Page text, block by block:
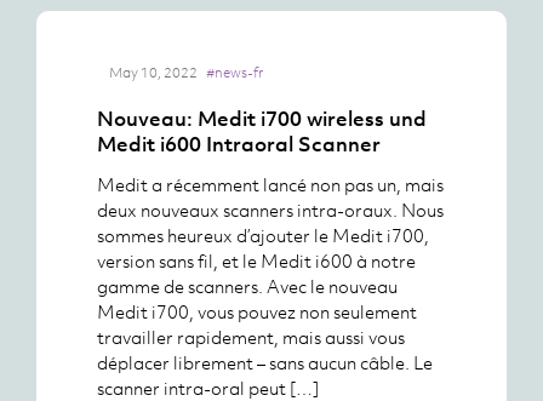
May 10, 2022 #news-fr
Nouveau: Medit i700 wireless und
Medit i600 Intraoral Scanner
Medit a récemment lancé non pas un, mais
deux nouveaux scanners intra-oraux. Nous
sommes heureux d’ajouter le Medit i700,
version sans fil, et le Medit i600 à notre
gamme de scanners. Avec le nouveau
Medit i700, vous pouvez non seulement
travailler rapidement, mais aussi vous
déplacer librement – sans aucun câble. Le
scanner intra-oral peut […]